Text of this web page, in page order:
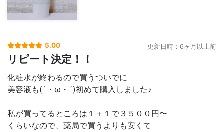
5.00 更新日時：6ヶ月以上前
リピート決定！！
化粧水が終わるので買うついでに
美容液も(`・ω・´)初めて購入しました♪
私が買ってるところは１＋１で３５００円〜
くらいなので、薬局で買うよりも安くて